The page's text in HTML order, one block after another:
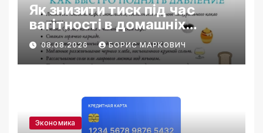
Як знизити тиск під час
вагітності в домашніх
умовах
08.08.2026 БОРИС МАРКОВИЧ
Экономика